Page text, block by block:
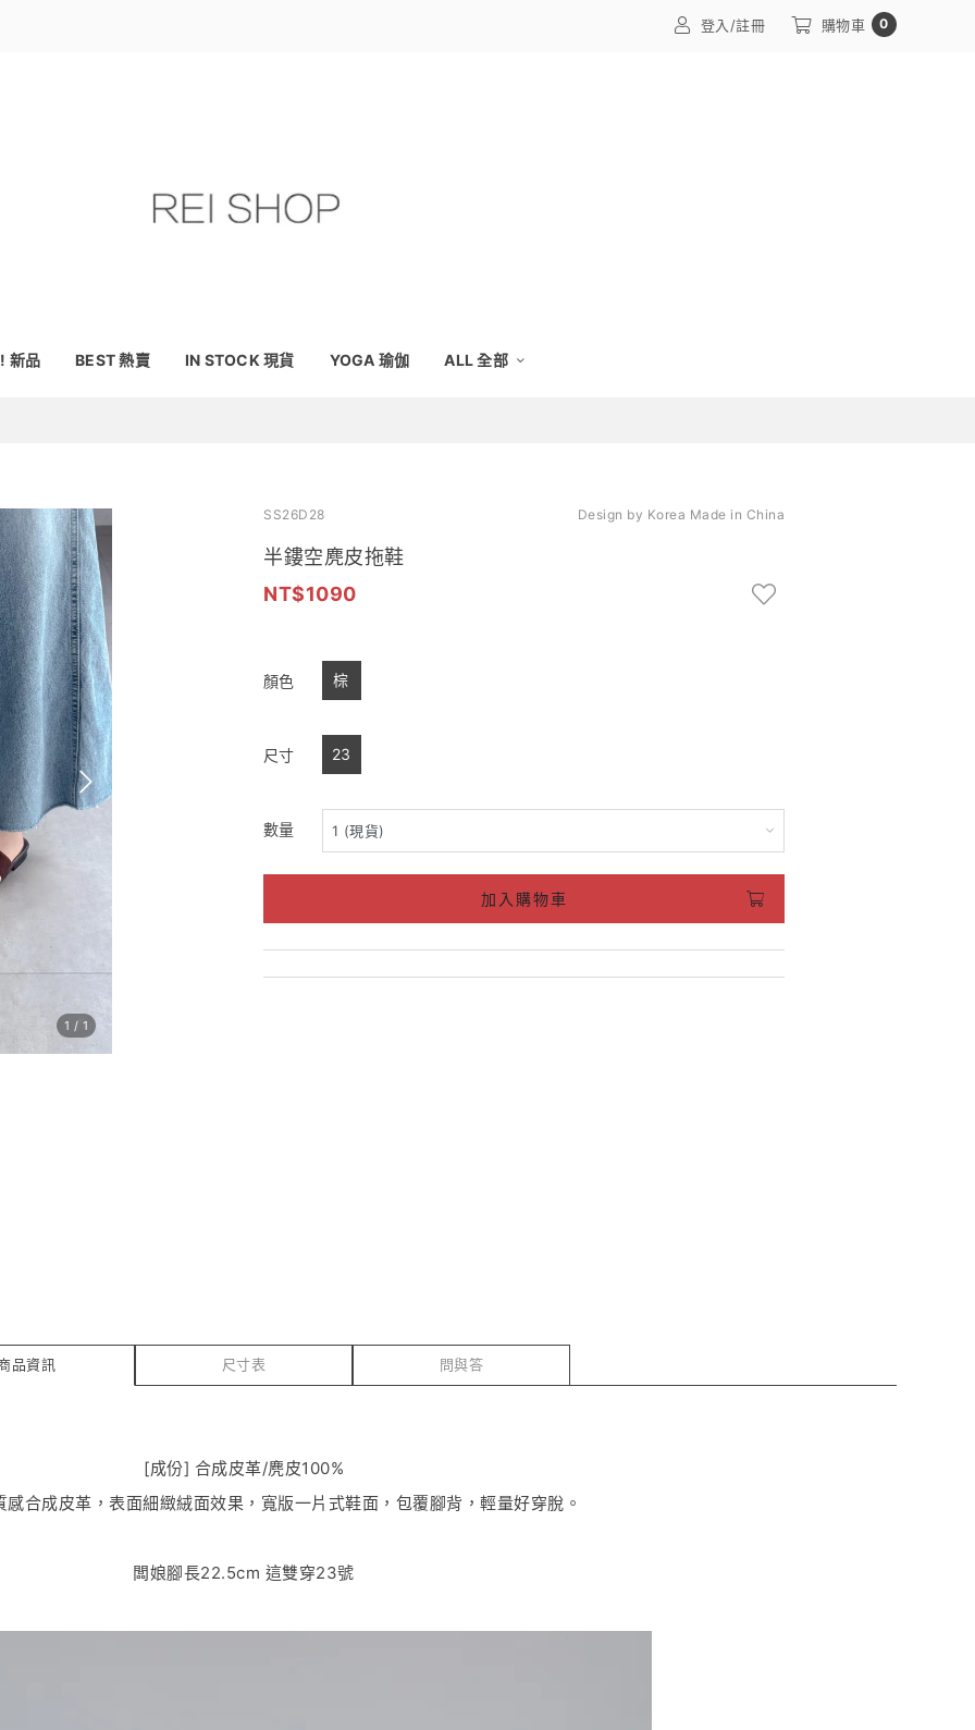
登入/註冊 購物車 0
新品 BEST 熱賣 IN STOCK 現貨 YOGA 瑜伽 ALL 全部
1 / 1
SS26D28 Design by Korea Made in China
半鏤空麂皮拖鞋
1090
顏色 棕
尺寸 23
數量
加入購物車
品資訊 尺寸表 問與答
[成份] 合成皮革/麂皮100%
合成皮革，表面細緻絨面效果，寬版一片式鞋面，包覆腳背，輕量好穿脫。
闆娘腳長22.5cm 這雙穿23號